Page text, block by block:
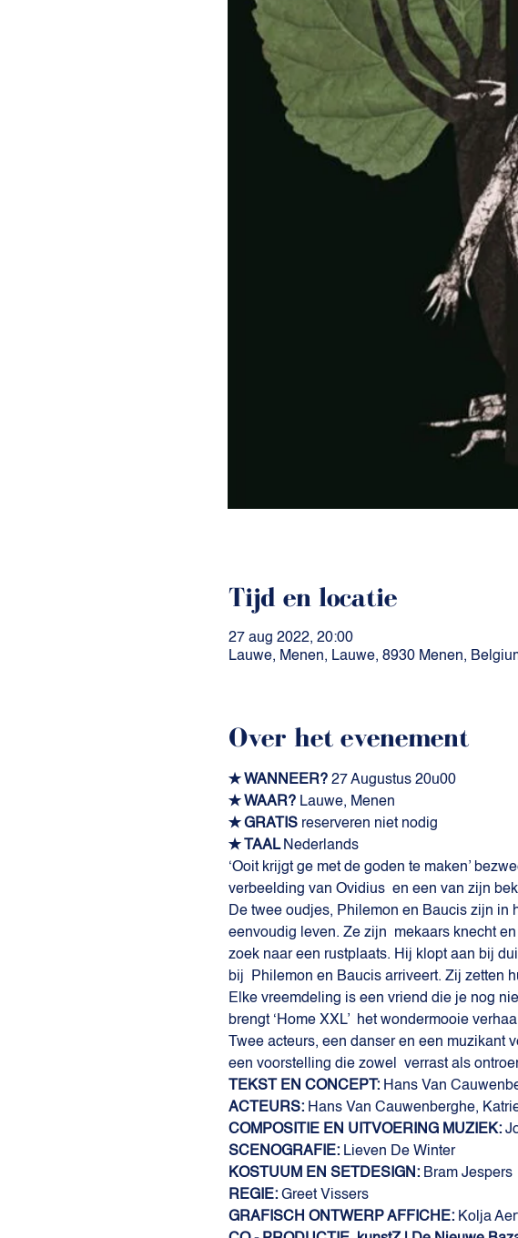
Tijd en locatie
27 aug 2022, 20:00
Lauwe, Menen, Lauwe, 8930 Menen,
Over het evenement
✭ WANNEER? 27 Augustus 20u00
✭ WAAR? Lauwe, Menen
✭ GRATIS reserveren niet nodig
✭ TAAL Nederlands
‘Ooit krijgt ge met de goden te maken’
verbeelding van Ovidius  en een van zijn
De twee oudjes, Philemon en Baucis zijn in
eenvoudig leven. Ze zijn  mekaars knecht
zoek naar een rustplaats. Hij klopt aan bij
bij  Philemon en Baucis arriveert. Zij zetten
Elke vreemdeling is een vriend die je nog
brengt ‘Home XXL’  het wondermooie
Twee acteurs, een danser en een muzikant
een voorstelling die zowel  verrast als
TEKST EN CONCEPT: Hans Van
ACTEURS: Hans Van Cauwenberghe,
COMPOSITIE EN UITVOERING MUZIEK:
SCENOGRAFIE: Lieven De Winter
KOSTUUM EN SETDESIGN: Bram Jespers
REGIE: Greet Vissers
GRAFISCH ONTWERP AFFICHE: Kolja